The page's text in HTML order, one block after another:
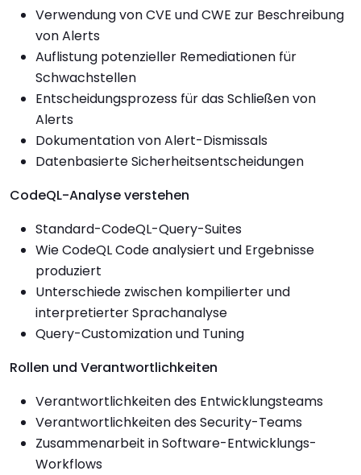
Verwendung von CVE und CWE zur Beschreibung
von Alerts
Auflistung potenzieller Remediationen für
Schwachstellen
Entscheidungsprozess für das Schließen von
Alerts
Dokumentation von Alert-Dismissals
Datenbasierte Sicherheitsentscheidungen
CodeQL-Analyse verstehen
Standard-CodeQL-Query-Suites
Wie CodeQL Code analysiert und Ergebnisse
produziert
Unterschiede zwischen kompilierter und
interpretierter Sprachanalyse
Query-Customization und Tuning
Rollen und Verantwortlichkeiten
Verantwortlichkeiten des Entwicklungsteams
Verantwortlichkeiten des Security-Teams
Zusammenarbeit in Software-Entwicklungs-
Workflows